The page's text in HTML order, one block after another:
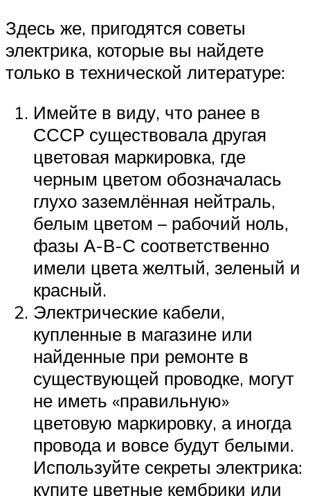
Здесь же, пригодятся советы
электрика, которые вы найдете
только в технической литературе:
Имейте в виду, что ранее в
СССР существовала другая
цветовая маркировка, где
черным цветом обозначалась
глухо заземлённая нейтраль,
белым цветом – рабочий ноль,
фазы А-В-С соответственно
имели цвета желтый, зеленый и
красный.
Электрические кабели,
купленные в магазине или
найденные при ремонте в
существующей проводке, могут
не иметь «правильную»
цветовую маркировку, а иногда
провода и вовсе будут белыми.
Используйте секреты электрика:
купите цветные кембрики или